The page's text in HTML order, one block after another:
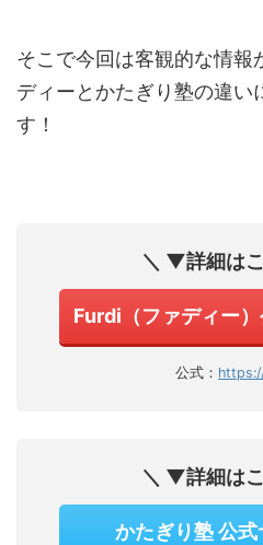
そこで今回は客観的な情報
ディーとかたぎり塾の違い
す！
＼ ▼詳細は
Furdi（ファディー
公式：
＼ ▼詳細は
かたぎり塾 公